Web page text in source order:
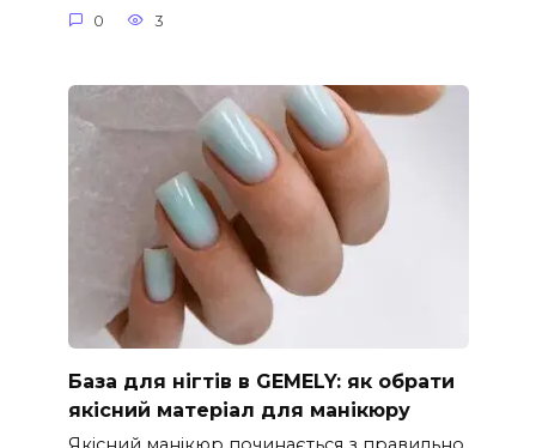
0 3
База для нігтів в GEMELY: як обрати
якісний матеріал для манікюру